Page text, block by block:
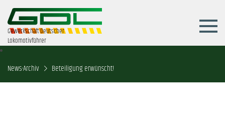
Gewerkschaft Deutscher
Lokomotivführer
News-Archiv Beteiligung erwünscht!